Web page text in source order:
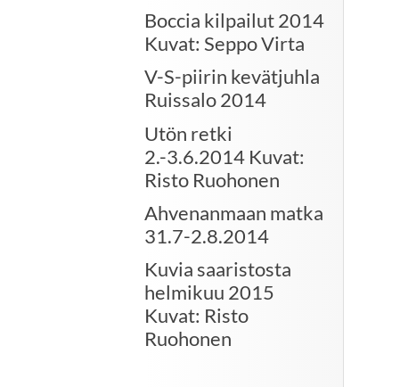
Boccia kilpailut 2014
Kuvat: Seppo Virta
V-S-piirin kevätjuhla
Ruissalo 2014
Utön retki
2.-3.6.2014 Kuvat:
Risto Ruohonen
Ahvenanmaan matka
31.7-2.8.2014
Kuvia saaristosta
helmikuu 2015
Kuvat: Risto
Ruohonen